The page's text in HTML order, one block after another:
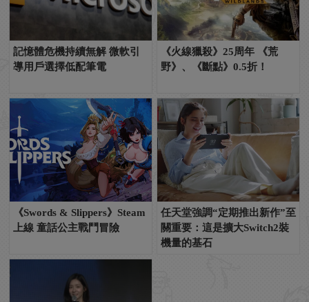
記憶體危機持續無解 微軟引
導用戶選擇低配筆電
《火線獵殺》25周年 《荒
野》、《斷點》0.5折！
《Swords & Slippers》Steam
上線 童話公主戰鬥冒險
任天堂強調“定期推出新作”至
關重要：這是擴大Switch2裝
機量的基石